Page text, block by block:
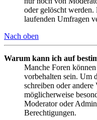
oder gelöscht
laufenden Umfragen
Nach oben
Warum kann ich auf
Manche Foren
vorbehalten sein. Um
schreiben oder
möglicherweise
Moderator oder
Berechtigungen.